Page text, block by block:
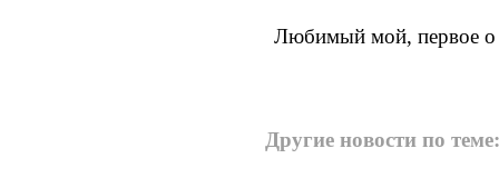
Любимый мой, первое о
Другие новости по теме: